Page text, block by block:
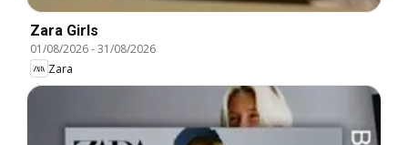
Zara Girls
01/08/2026-31/08/2026
Zara